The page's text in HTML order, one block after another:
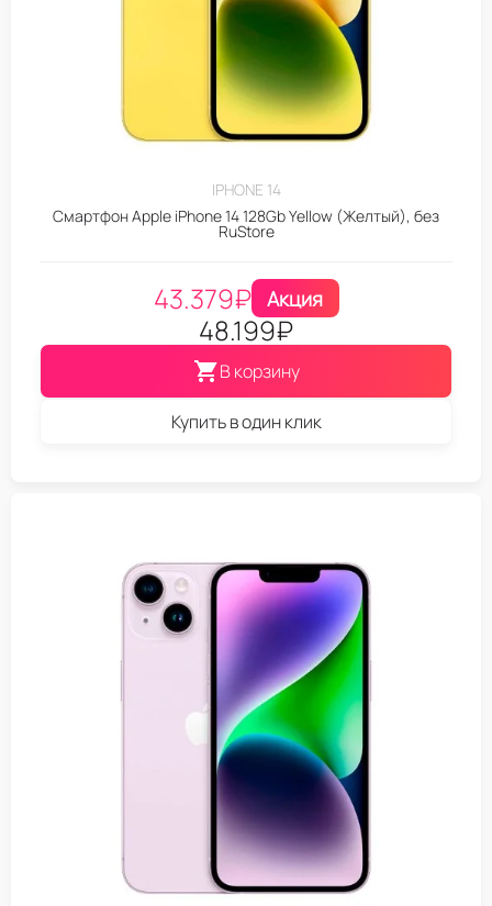
IPHONE 14
Смартфон Apple iPhone 14 128Gb Yellow (Желтый), без
RuStore
43.379₽ Акция
48.199₽
В корзину
Купить в один клик